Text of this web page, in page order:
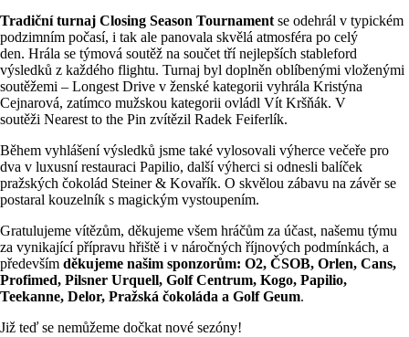
Tradiční turnaj Closing Season Tournament se odehrál v typickém
podzimním počasí, i tak ale panovala skvělá atmosféra po celý
den. Hrála se týmová soutěž na součet tří nejlepších stableford
výsledků z každého flightu. Turnaj byl doplněn oblíbenými vloženými
soutěžemi – Longest Drive v ženské kategorii vyhrála Kristýna
Cejnarová, zatímco mužskou kategorii ovládl Vít Kršňák. V
soutěži Nearest to the Pin zvítězil Radek Feiferlík.
Během vyhlášení výsledků jsme také vylosovali výherce večeře pro
dva v luxusní restauraci Papilio, další výherci si odnesli balíček
pražských čokolád Steiner & Kovařík. O skvělou zábavu na závěr se
postaral kouzelník s magickým vystoupením.
Gratulujeme vítězům, děkujeme všem hráčům za účast, našemu týmu
za vynikající přípravu hřiště i v náročných říjnových podmínkách, a
především děkujeme našim sponzorům: O2, ČSOB, Orlen, Cans,
Profimed, Pilsner Urquell, Golf Centrum, Kogo, Papilio,
Teekanne, Delor, Pražská čokoláda a Golf Geum.
Již teď se nemůžeme dočkat nové sezóny!